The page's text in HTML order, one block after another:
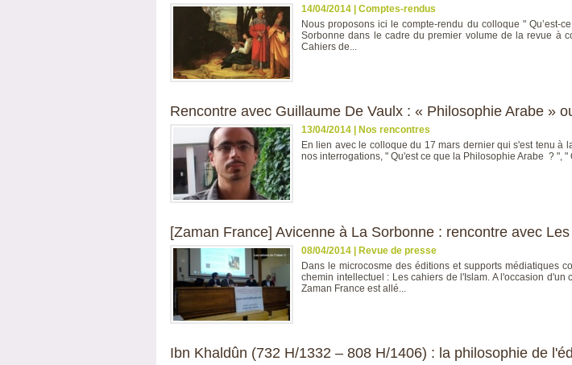
14/04/2014
Comptes-rendus
Nous proposons ici le compte-rendu du colloque "
Sorbonne dans le cadre du premier volume de la revue à
Cahiers de...
Rencontre avec Guillaume De Vaulx : « Philosophie Arabe »
13/04/2014
Nos rencontres
En lien avec le colloque du 17 mars dernier qui s'est tenu
nos interrogations, " Qu'est ce que la Philosophie Arabe ? ",
[Zaman France] Avicenne à La Sorbonne : rencontre avec
08/04/2014
Revue de presse
Dans le microcosme des éditions et supports médiatiques
chemin intellectuel : Les cahiers de l'Islam. A l'occasion
Zaman France est allé...
Ibn Khaldûn (732 H/1332 – 808 H/1406) : la philosophie de